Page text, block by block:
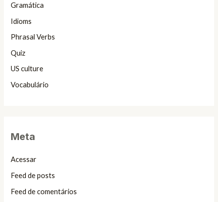
Gramática
Idioms
Phrasal Verbs
Quiz
US culture
Vocabulário
Meta
Acessar
Feed de posts
Feed de comentários